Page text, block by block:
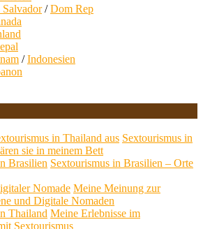
Salvador/Dom Rep
/Indonesien
Sextourismus in
sie in meinem Bett
Sextourismus in Brasilien – Orte
Meine Meinung zur
und Digitale Nomaden
Meine Erlebnisse im
Sextourismus